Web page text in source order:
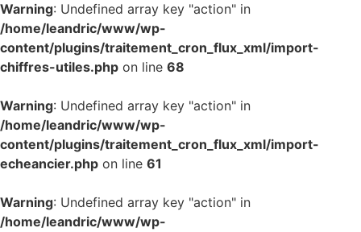
Warning: Undefined array key "action" in
/home/leandric/www/wp-
content/plugins/traitement_cron_flux_xml/import-
chiffres-utiles.php on line 68
Warning: Undefined array key "action" in
/home/leandric/www/wp-
content/plugins/traitement_cron_flux_xml/import-
echeancier.php on line 61
Warning: Undefined array key "action" in
/home/leandric/www/wp-